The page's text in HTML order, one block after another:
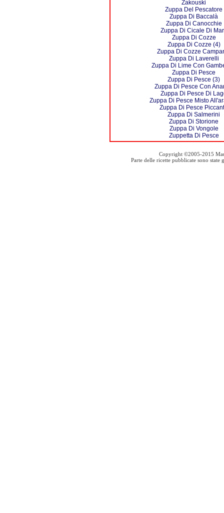
Zakouski
Zuppa Del Pescatore
Zuppa Di Baccalà
Zuppa Di Canocchie
Zuppa Di Cicale Di
Zuppa Di Cozze
Zuppa Di Cozze (4)
Zuppa Di Cozze
Zuppa Di Laverelli
Zuppa Di Lime Con
Zuppa Di Pesce
Zuppa Di Pesce (3)
Zuppa Di Pesce Con
Zuppa Di Pesce Di
Zuppa Di Pesce Misto
Zuppa Di Pesce
Zuppa Di Salmerini
Zuppa Di Storione
Zuppa Di Vongole
Zuppetta Di Pesce
Copyright ©2005-2015
Parte delle ricette pubblicate sono state